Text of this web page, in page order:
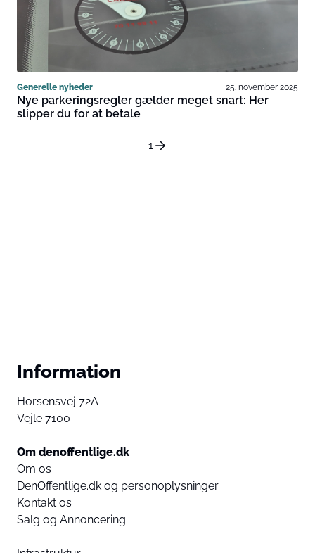
Generelle nyheder 25. november 2025
Nye parkeringsregler gælder meget snart: Her
slipper du for at betale
1
Information
Horsensvej 72A
Vejle 7100
Om denoffentlige.dk
Om os
DenOffentlige.dk og personoplysninger
Kontakt os
Salg og Annoncering